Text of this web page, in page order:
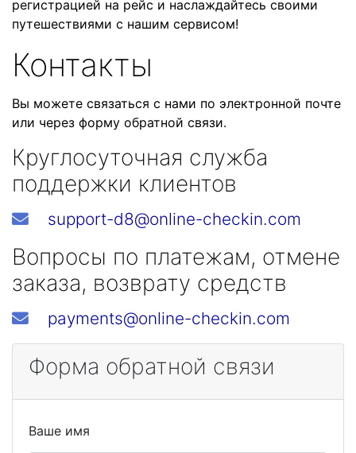
регистрацией на рейс и наслаждайтесь своими
путешествиями с нашим сервисом!
Контакты
Вы можете связаться с нами по электронной почте
или через форму обратной связи.
Круглосуточная служба
поддержки клиентов
support-d8@online-checkin.com
Вопросы по платежам, отмене
заказа, возврату средств
payments@online-checkin.com
Форма обратной связи
Ваше имя